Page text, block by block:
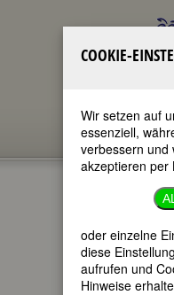
COOKIE-
Wir setzen auf
essenziell,
verbessern und
akzeptieren per
oder einzelne
diese
aufrufen und
Hinweise